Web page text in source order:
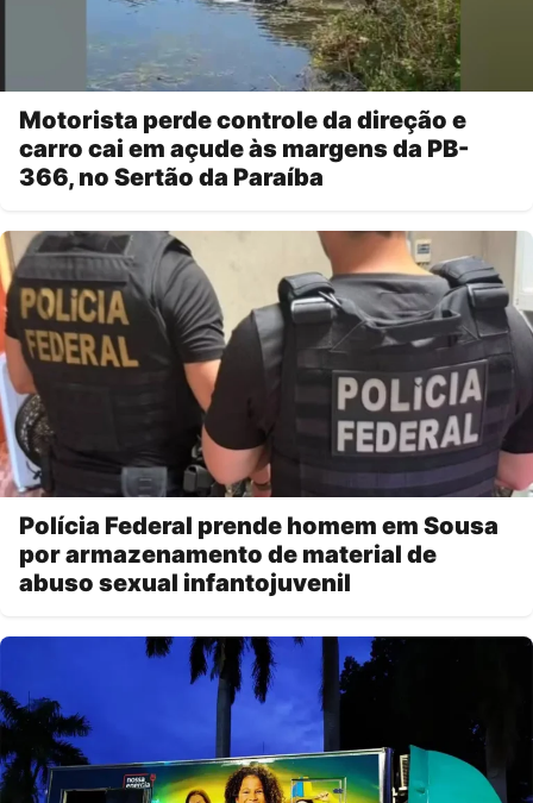
Motorista perde controle da direção e
carro cai em açude às margens da PB-
366, no Sertão da Paraíba
Polícia Federal prende homem em Sousa
por armazenamento de material de
abuso sexual infantojuvenil